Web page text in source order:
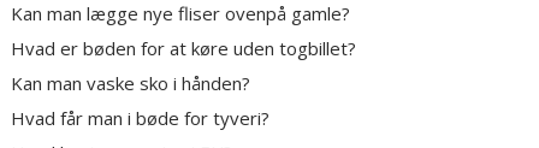
Kan man lægge nye fliser ovenpå gamle?
Hvad er bøden for at køre uden togbillet?
Kan man vaske sko i hånden?
Hvad får man i bøde for tyveri?